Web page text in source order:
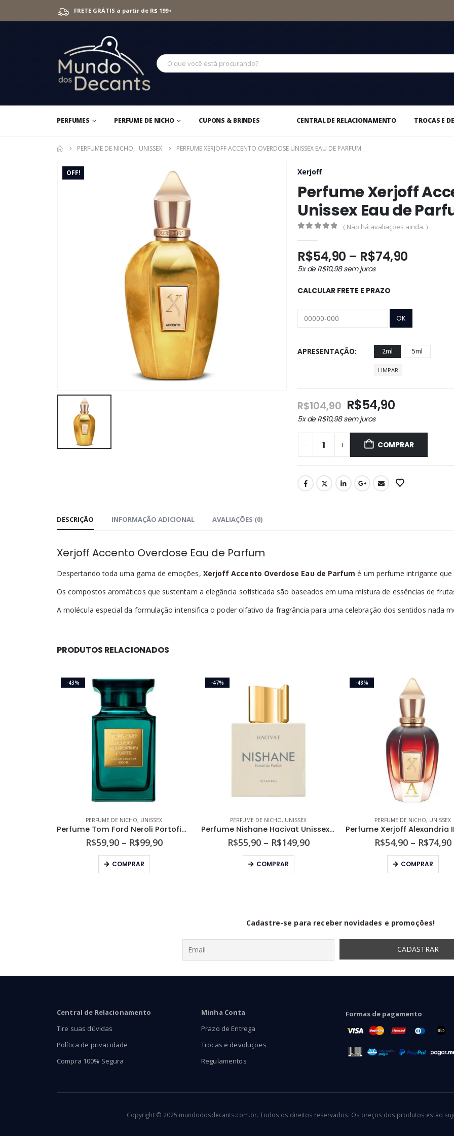
FRETE GRÁTIS a partir de R$ 199+
PERFUMES PERFUME DE NICHO CUPONS & BRINDES CENTRAL DE RELACIONAMENTO TROCAS E
PERFUME DE NICHO, UNISSEX PERFUME XERJOFF ACCENTO OVERDOSE UNISSEX EAU DE PARFUM
OFF! Xerjoff
Perfume Xerjoff
Unissex Eau de
( Não há avaliações ainda. )
R$54,90 – R$74,90Faixa
através
5x deR$10,98sem juros
CALCULAR FRETE E PRAZO
APRESENTAÇÃO 2ml 5ml
LIMPAR
R$104,90 O
preço
original
era:
R$104,90.
R$54,90O
atual
é:
R$54,90.
5x deR$10,98sem juros
COMPRAR
DESCRIÇÃO INFORMAÇÃO ADICIONAL AVALIAÇÕES (0)
Xerjoff Accento Overdose Eau de Parfum
Despertando toda uma gama de emoções, Xerjoff Accento Overdose Eau de Parfum é um perfume intrigante
Os compostos aromáticos que sustentam a elegância sofisticada são baseados em uma mistura de essências de
A molécula especial da formulação intensifica o poder olfativo da fragrância para uma celebração dos sentidos nada
PRODUTOS RELACIONADOS
-43%
PERFUME DE NICHO, UNISSEX
Perfume Tom Ford Neroli Portofino Forte Unissex Eau de Parfum
R$59,90 – R$99,90Faixa
COMPRAR
Este produto tem várias variantes. As opções podem ser escolhidas na página do produto
-47%
PERFUME DE NICHO, UNISSEX
Perfume Nishane Hacivat Unissex Extrait de Parfum
R$55,90 – R$149,90Faixa
COMPRAR
Este produto tem várias variantes. As opções podem ser escolhidas na página do produto
-48%
PERFUME DE NICHO, UNISSEX
R$54,90 – R$74,90
COMPRAR
Este produto tem várias variantes. As opções podem ser
Cadastre-se para receber novidades e promoções!
Central de Relacionamento
Tire suas dúvidas
Política de privacidade
Compra 100% Segura
Minha Conta
Prazo de Entrega
Trocas e devoluções
Regulamentos
Formas de pagamento
Copyright © 2025 mundodosdecants.com.br. Todos os direitos reservados. Os preços dos produtos estão